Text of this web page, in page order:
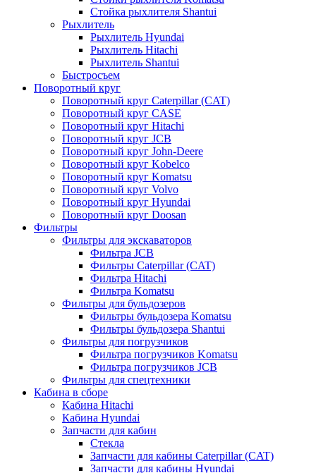
Стойка рыхлителя Shantui
Рыхлитель
Рыхлитель Hyundai
Рыхлитель Hitachi
Рыхлитель Shantui
Быстросъем
Поворотный круг
Поворотный круг Caterpillar (CAT)
Поворотный круг CASE
Поворотный круг Hitachi
Поворотный круг JCB
Поворотный круг John-Deere
Поворотный круг Kobelco
Поворотный круг Komatsu
Поворотный круг Volvo
Поворотный круг Hyundai
Поворотный круг Doosan
Фильтры
Фильтры для экскаваторов
Фильтра JCB
Фильтры Caterpillar (CAT)
Фильтра Hitachi
Фильтра Komatsu
Фильтры для бульдозеров
Фильтры бульдозера Komatsu
Фильтры бульдозера Shantui
Фильтры для погрузчиков
Фильтра погрузчиков Komatsu
Фильтра погрузчиков JCB
Фильтры для спецтехники
Кабина в сборе
Кабина Hitachi
Кабина Hyundai
Запчасти для кабин
Стекла
Запчасти для кабины Caterpillar (CAT)
Запчасти для кабины Hyundai